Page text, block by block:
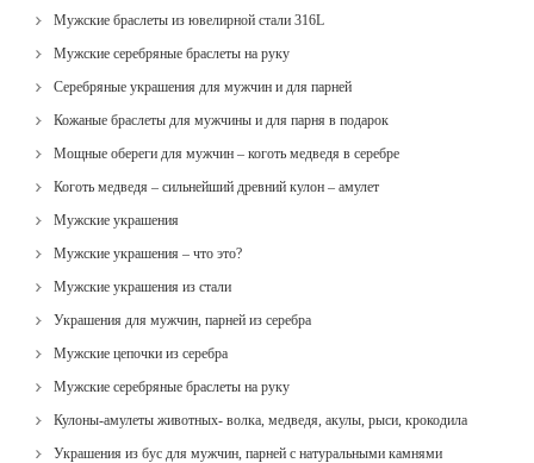
Мужские браслеты из ювелирной стали 316L
Мужские серебряные браслеты на руку
Серебряные украшения для мужчин и для парней
Кожаные браслеты для мужчины и для парня в подарок
Мощные обереги для мужчин – коготь медведя в серебре
Коготь медведя – сильнейший древний кулон – амулет
Мужские украшения
Мужские украшения – что это?
Мужские украшения из стали
Украшения для мужчин, парней из серебра
Мужские цепочки из серебра
Мужские серебряные браслеты на руку
Кулоны-амулеты животных- волка, медведя, акулы, рыси, крокодила
Украшения из бус для мужчин, парней с натуральными камнями